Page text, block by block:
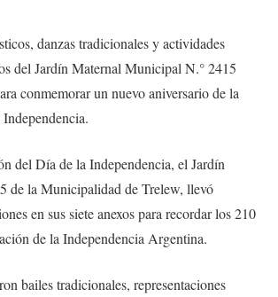
danzas tradicionales y actividades
del Jardín Maternal Municipal N.° 2415
conmemorar un nuevo aniversario de la
del Día de la Independencia, el Jardín
de la Municipalidad de Trelew, llevó
en sus siete anexos para recordar los 210
de la Independencia Argentina.
bailes tradicionales, representaciones